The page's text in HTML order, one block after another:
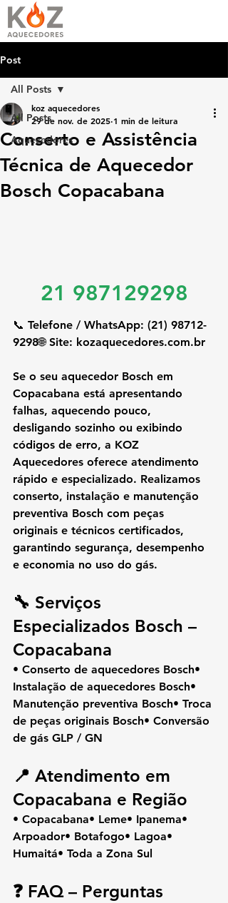
Post
All Posts
Aquecedores
All Posts
Conserto e Assistência
Técnica de Aquecedor
Bosch Copacabana
koz aquecedores
29 de nov. de 2025 1 min de leitura
21 987129298
📞 Telefone / WhatsApp: (21) 98712-
9298🌐 Site: kozaquecedores.com.br
Se o seu aquecedor Bosch em
Copacabana está apresentando
falhas, aquecendo pouco,
desligando sozinho ou exibindo
códigos de erro, a KOZ
Aquecedores oferece atendimento
rápido e especializado. Realizamos
conserto, instalação e manutenção
preventiva Bosch com peças
originais e técnicos certificados,
garantindo segurança, desempenho
e economia no uso do gás.
🔧 Serviços
Especializados Bosch –
Copacabana
• Conserto de aquecedores Bosch•
Instalação de aquecedores Bosch•
Manutenção preventiva Bosch• Troca
de peças originais Bosch• Conversão
de gás GLP / GN
📍 Atendimento em
Copacabana e Região
• Copacabana• Leme• Ipanema•
Arpoador• Botafogo• Lagoa•
Humaitá• Toda a Zona Sul
❓ FAQ – Perguntas